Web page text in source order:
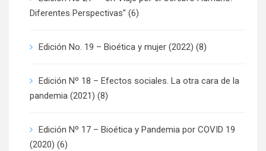
Diferentes Perspectivas" (6)
Edición No. 19 – Bioética y mujer (2022) (8)
Edición Nº 18 – Efectos sociales. La otra cara de la
pandemia (2021) (8)
Edición Nº 17 – Bioética y Pandemia por COVID 19
(2020) (6)